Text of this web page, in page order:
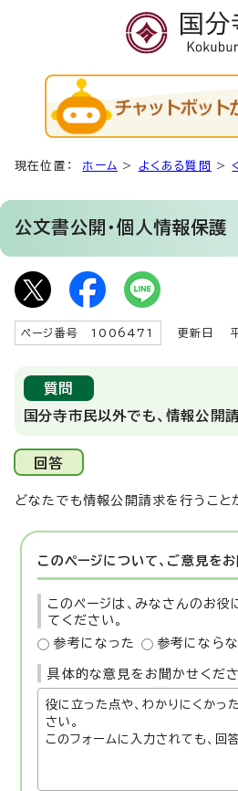
現在位置： ホーム > よくある質問 >
公文書公開・個人情報保護
ページ番号 1006471 更新日 平
質問
国分寺市民以外でも、情報公開
回答
どなたでも情報公開請求を行うこと
このページについて、ご意見をお
このページは、みなさんのお役
てください。
参考になった
参考になら
具体的な意見をお聞かせくださ